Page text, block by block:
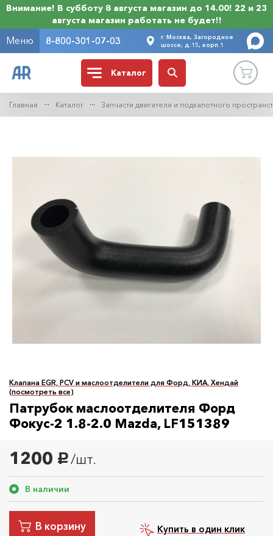
Внимание! В субботу 8 августа магазин до 14.00! 22 и 23
августа магазин работать не будет!!
Меню 8-800-301-07-03
г. Москва, Загородное
шоссе, д.15, корп.1
Каталог
Главная Каталог Запчасти двигателя и подкапотного
Клапана EGR, PCV и маслоотделители для Форд, КИА, Хендай
(посмотреть все)
Патрубок маслоотделителя Форд
Фокус-2 1.8-2.0 Mazda, LF151389
1200 руб. /шт.
В наличии
В корзину Купить в один клик